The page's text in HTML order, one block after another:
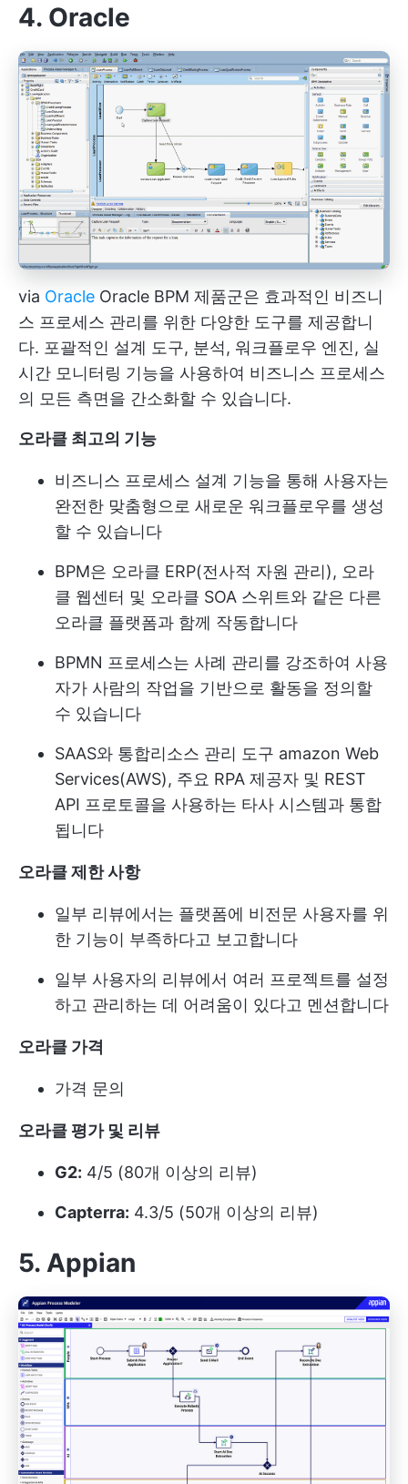
4. Oracle
via Oracle Oracle BPM 제품군은 효과적인 비즈니
스 프로세스 관리를 위한 다양한 도구를 제공합니
다. 포괄적인 설계 도구, 분석, 워크플로우 엔진, 실
시간 모니터링 기능을 사용하여 비즈니스 프로세스
의 모든 측면을 간소화할 수 있습니다.
오라클 최고의 기능
비즈니스 프로세스 설계 기능을 통해 사용자는
완전한 맞춤형으로 새로운 워크플로우를 생성
할 수 있습니다
BPM은 오라클 ERP(전사적 자원 관리), 오라
클 웹센터 및 오라클 SOA 스위트와 같은 다른
오라클 플랫폼과 함께 작동합니다
BPMN 프로세스는 사례 관리를 강조하여 사용
자가 사람의 작업을 기반으로 활동을 정의할
수 있습니다
SAAS와 통합리소스 관리 도구 amazon Web
Services(AWS), 주요 RPA 제공자 및 REST
API 프로토콜을 사용하는 타사 시스템과 통합
됩니다
오라클 제한 사항
일부 리뷰에서는 플랫폼에 비전문 사용자를 위
한 기능이 부족하다고 보고합니다
일부 사용자의 리뷰에서 여러 프로젝트를 설정
하고 관리하는 데 어려움이 있다고 멘션합니다
오라클 가격
가격 문의
오라클 평가 및 리뷰
G2: 4/5 (80개 이상의 리뷰)
Capterra: 4.3/5 (50개 이상의 리뷰)
5. Appian